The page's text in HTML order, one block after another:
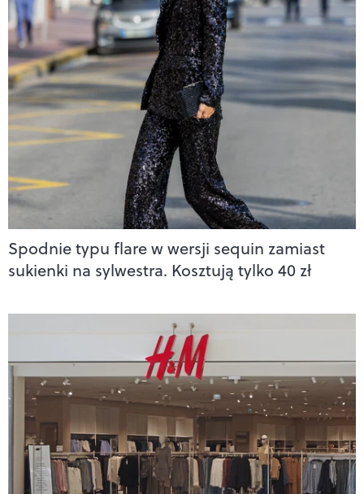
Spodnie typu flare w wersji sequin zamiast
sukienki na sylwestra. Kosztują tylko 40 zł